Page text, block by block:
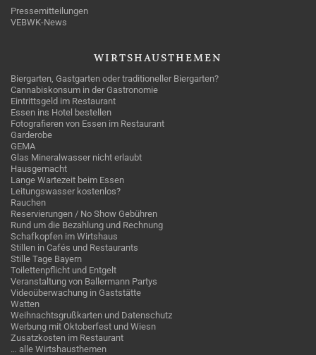
Pressemitteilungen
VEBWK-News
WIRTSHAUSTHEMEN
Biergarten, Gastgarten oder traditioneller Biergarten?
Cannabiskonsum in der Gastronomie
Eintrittsgeld im Restaurant
Essen ins Hotel bestellen
Fotografieren von Essen im Restaurant
Garderobe
GEMA
Glas Mineralwasser nicht erlaubt
Hausgemacht
Lange Wartezeit beim Essen
Leitungswasser kostenlos?
Rauchen
Reservierungen / No Show Gebühren
Rund um die Bezahlung und Rechnung
Schafkopfen im Wirtshaus
Stillen in Cafés und Restaurants
Stille Tage Bayern
Toilettenpflicht und Entgelt
Veranstaltung von Ballermann Partys
Videoüberwachung in Gaststätte
Watten
Weihnachtsgrußkarten und Datenschutz
Werbung mit Oktoberfest und Wiesn
Zusatzkosten im Restaurant
… alle Wirtshausthemen